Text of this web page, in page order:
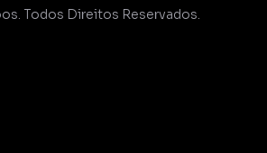
Todos Direitos Reservados.